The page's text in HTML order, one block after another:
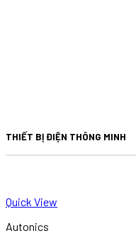
THIẾT BỊ ĐIỆN THÔNG MINH
Quick View
Autonics